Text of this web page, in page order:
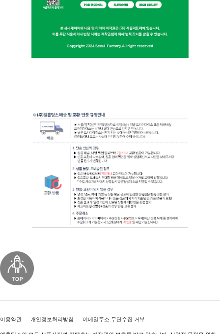
이용약관 개인정보처리방침 이메일주소 무단수집 거부